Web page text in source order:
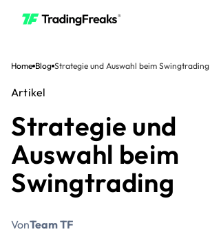
Home Blog Strategie und Auswahl beim Swingtrading
Artikel
Strategie und
Auswahl beim
Swingtrading
VonTeam TF